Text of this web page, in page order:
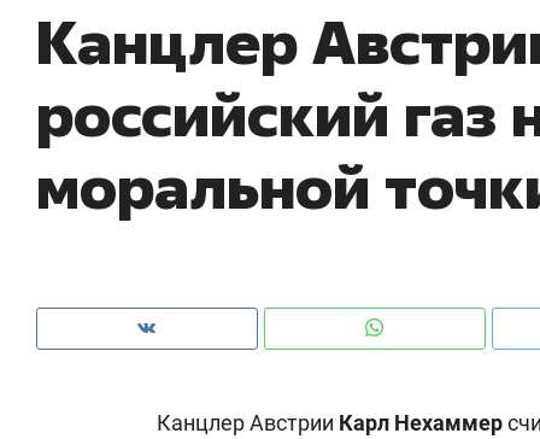
Канцлер
российский газ
моральной
Канцлер Австрии Карл Нехаммер
правил, бизнес может
потерять минимум
полгода»
Как бизнесу выйти на зарубежные
рынки, почему надо знать аксакалов и
чем интересен Оман?